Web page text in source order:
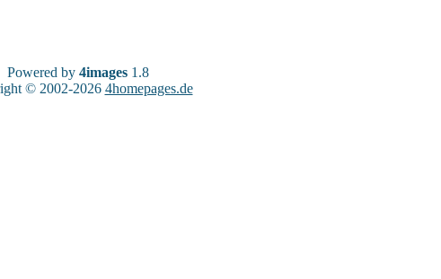
Powered by 4images 1.8
© 2002-2026 4homepages.de